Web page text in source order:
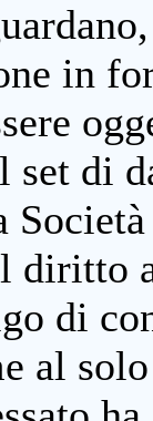
in
set di
diritto
di
al